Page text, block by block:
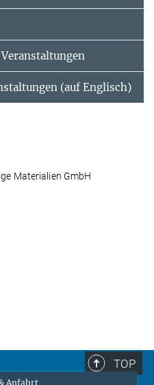
(auf Englisch)
Materialien GmbH
TOP
Anfahrt